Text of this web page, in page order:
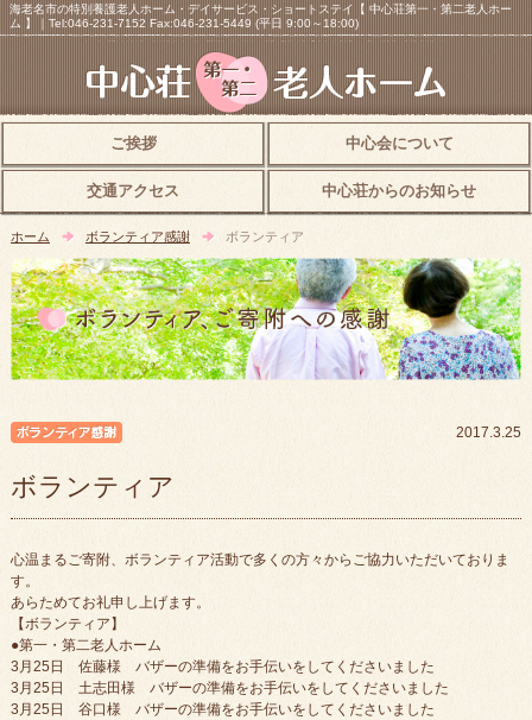
海老名市の特別養護老人ホーム・デイサービス・ショートステイ【 中心荘第一・第二老人ホー
ム 】｜Tel:046-231-7152 Fax:046-231-5449 (平日 9:00～18:00)
ご挨拶 中心会について
交通アクセス 中心荘からのお知らせ
ホーム ボランティア感謝 ボランティア
2017.3.25
ボランティア
心温まるご寄附、ボランティア活動で多くの方々からご協力いただいておりま
す。
あらためてお礼申し上げます。
【ボランティア】
●第一・第二老人ホーム
3月25日 佐藤様 バザーの準備をお手伝いをしてくださいました
3月25日 土志田様 バザーの準備をお手伝いをしてくださいました
3月25日 谷口様 バザーの準備をお手伝いをしてくださいました